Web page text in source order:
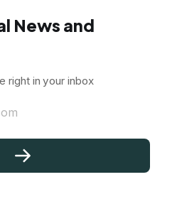
News and
right in your inbox